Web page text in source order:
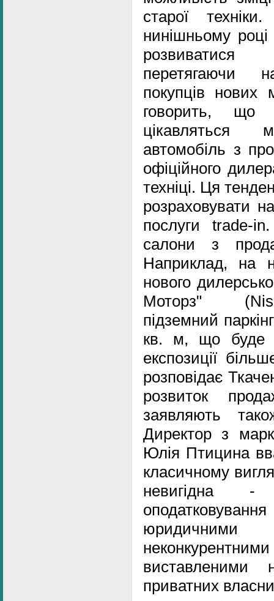
старої
нинішньому
розвиватися
перетягаючи
покупців
говорить, що
цікавляться
автомобіль з
офіційного
техніці. Ця
розраховувати
послуги trade-
салони з
Наприклад, на
нового
Моторз"
підземний
кв. м, що буде
експозиції
розповідає
розвиток
заявляють
Директор з
Юлія Птицина
класичному
невигідна -
приватних